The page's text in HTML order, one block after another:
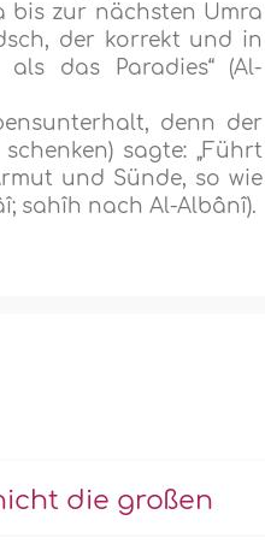
bis zur nächsten Umra
der korrekt und in
das Paradies“ (Al-
denn der
sagte: „Führt
und Sünde, so wie
sahîh nach Al-Albânî).
die großen